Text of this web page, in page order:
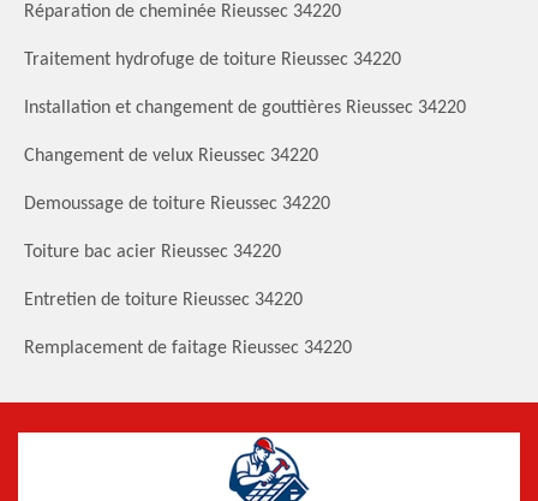
Réparation de cheminée Rieussec 34220
Traitement hydrofuge de toiture Rieussec 34220
Installation et changement de gouttières Rieussec 34220
Changement de velux Rieussec 34220
Demoussage de toiture Rieussec 34220
Toiture bac acier Rieussec 34220
Entretien de toiture Rieussec 34220
Remplacement de faitage Rieussec 34220